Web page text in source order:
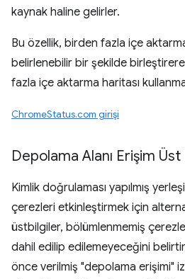
kaynak haline gelirler.
Bu özellik, birden fazla içe
belirlenebilir bir şekilde
fazla içe aktarma haritası
ChromeStatus.com girişi
Depolama Alanı Erişim
Kimlik doğrulaması yapılmış
çerezleri etkinleştirmek için
üstbilgiler, bölümlenmemiş
dahil edilip edilemeyeceğini
önce verilmiş "depolama erişimi"